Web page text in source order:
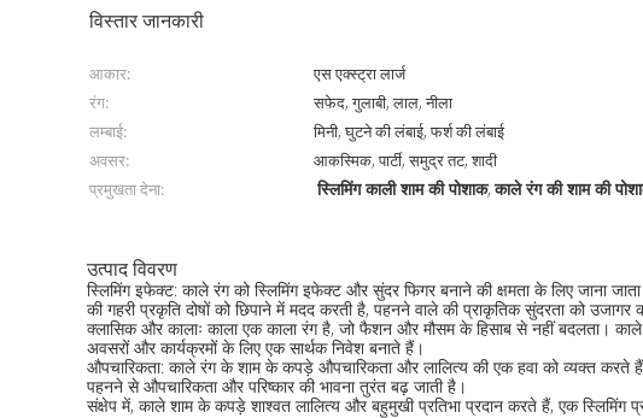
विस्तार जानकारी
आकार: एस एक्स्ट्रा लार्ज
रंग:
सफेद, गुलाबी, लाल, नीला
लम्बाई:
मिनी, घुटने की लंबाई, फर्श की लंबाई
अवसर:
आकस्मिक, पार्टी, समुद्र तट, शादी
प्रमुखता देना:
स्लिमिंग काली शाम की पोशाक,काले रंग की शाम की
उत्पाद विवरण
स्लिमिंग इफेक्ट: काले रंग को स्लिमिंग इफेक्ट और सुंदर फिगर बनाने की क्षमता के लिए जाना
की गहरी प्रकृति दोषों को छिपाने में मदद करती है, पहनने वाले की प्राकृतिक सुंदरता को
क्लासिक और कालाः काला एक काला रंग है, जो फैशन और मौसम के हिसाब से नहीं बदलता।
अवसरों और कार्यक्रमों के लिए एक सार्थक निवेश बनाते हैं।
औपचारिकता: काले रंग के शाम के कपड़े औपचारिकता और लालित्य की एक हवा को व्यक्त करते
पहनने से औपचारिकता और परिष्कार की भावना तुरंत बढ़ जाती है।
संक्षेप में, काले शाम के कपड़े शाश्वत लालित्य और बहुमुखी प्रतिभा प्रदान करते हैं, एक स्लिमिंग